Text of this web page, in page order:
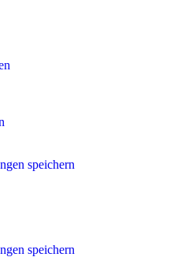
speichern
speichern